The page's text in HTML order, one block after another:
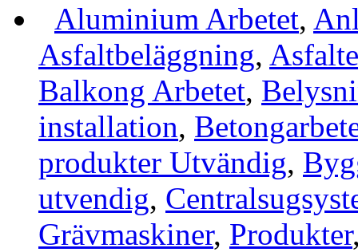
Aluminium Arbetet,
Asfaltbeläggning,
Balkong Arbetet,
installation,
produkter Utvändig,
utvendig,
Grävmaskiner, Produkter